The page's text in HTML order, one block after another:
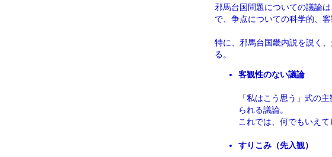
邪馬台国問題についての議論
で、争点についての科学的、
特に、邪馬台国畿内説を説く
る。
客観性のない議論
「私はこう思う」式の
られる議論。
これでは、何でもいえ
すりこみ（先入観）